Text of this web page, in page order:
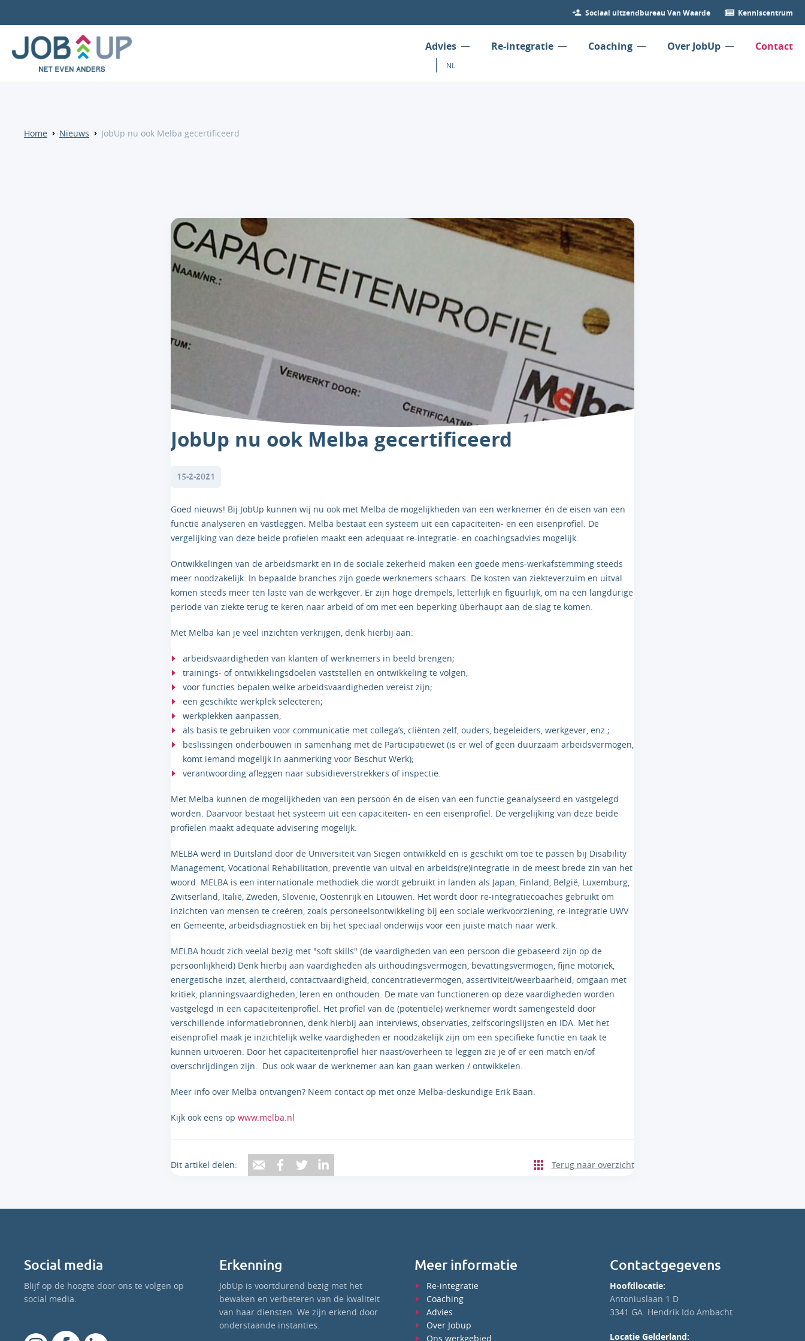
Sociaal uitzendbureau Van Waarde Kenniscentrum
Advies Re-integratie Coaching Over JobUp Contact
NL
Home Nieuws JobUp nu ook Melba gecertificeerd
JobUp nu ook Melba gecertificeerd
15-2-2021
Goed nieuws! Bij JobUp kunnen wij nu ook met Melba de mogelijkheden van een werknemer én de eisen van een
functie analyseren en vastleggen. Melba bestaat een systeem uit een capaciteiten- en een eisenprofiel. De
vergelijking van deze beide profielen maakt een adequaat re-integratie- en coachingsadvies mogelijk.
Ontwikkelingen van de arbeidsmarkt en in de sociale zekerheid maken een goede mens-werkafstemming steeds
meer noodzakelijk. In bepaalde branches zijn goede werknemers schaars. De kosten van ziekteverzuim en uitval
komen steeds meer ten laste van de werkgever. Er zijn hoge drempels, letterlijk en figuurlijk, om na een langdurige
periode van ziekte terug te keren naar arbeid of om met een beperking überhaupt aan de slag te komen.
Met Melba kan je veel inzichten verkrijgen, denk hierbij aan:
arbeidsvaardigheden van klanten of werknemers in beeld brengen;
trainings- of ontwikkelingsdoelen vaststellen en ontwikkeling te volgen;
voor functies bepalen welke arbeidsvaardigheden vereist zijn;
een geschikte werkplek selecteren;
werkplekken aanpassen;
als basis te gebruiken voor communicatie met collega’s, cliënten zelf, ouders, begeleiders, werkgever, enz.;
beslissingen onderbouwen in samenhang met de Participatiewet (is er wel of geen duurzaam arbeidsvermogen,
komt iemand mogelijk in aanmerking voor Beschut Werk);
verantwoording afleggen naar subsidieverstrekkers of inspectie.
Met Melba kunnen de mogelijkheden van een persoon én de eisen van een functie geanalyseerd en vastgelegd
worden. Daarvoor bestaat het systeem uit een capaciteiten- en een eisenprofiel. De vergelijking van deze beide
profielen maakt adequate advisering mogelijk.
MELBA werd in Duitsland door de Universiteit van Siegen ontwikkeld en is geschikt om toe te passen bij Disability
Management, Vocational Rehabilitation, preventie van uitval en arbeids(re)integratie in de meest brede zin van het
woord. MELBA is een internationale methodiek die wordt gebruikt in landen als Japan, Finland, België, Luxemburg,
Zwitserland, Italië, Zweden, Slovenië, Oostenrijk en Litouwen. Het wordt door re-integratiecoaches gebruikt om
inzichten van mensen te creëren, zoals personeelsontwikkeling bij een sociale werkvoorziening, re-integratie UWV
en Gemeente, arbeidsdiagnostiek en bij het speciaal onderwijs voor een juiste match naar werk.
MELBA houdt zich veelal bezig met "soft skills" (de vaardigheden van een persoon die gebaseerd zijn op de
persoonlijkheid) Denk hierbij aan vaardigheden als uithoudingsvermogen, bevattingsvermogen, fijne motoriek,
energetische inzet, alertheid, contactvaardigheid, concentratievermogen, assertiviteit/weerbaarheid, omgaan met
kritiek, planningsvaardigheden, leren en onthouden. De mate van functioneren op deze vaardigheden worden
vastgelegd in een capaciteitenprofiel. Het profiel van de (potentiële) werknemer wordt samengesteld door
verschillende informatiebronnen, denk hierbij aan interviews, observaties, zelfscoringslijsten en IDA. Met het
eisenprofiel maak je inzichtelijk welke vaardigheden er noodzakelijk zijn om een specifieke functie en taak te
kunnen uitvoeren. Door het capaciteitenprofiel hier naast/overheen te leggen zie je of er een match en/of
overschrijdingen zijn. Dus ook waar de werknemer aan kan gaan werken / ontwikkelen.
Meer info over Melba ontvangen? Neem contact op met onze Melba-deskundige Erik Baan.
Kijk ook eens opwww.melba.nl
Dit artikel delen: Terug naar overzicht
Social media
Blijf op de hoogte door ons te volgen op
social media.
Erkenning
JobUp is voortdurend bezig met het
bewaken en verbeteren van de kwaliteit
van haar diensten. We zijn erkend door
onderstaande instanties.
Meer informatie
Re-integratie
Coaching
Advies
Over Jobup
Ons werkgebied
Contactgegevens
Hoofdlocatie:
Antoniuslaan 1 D
3341 GA Hendrik Ido Ambacht
Locatie Gelderland: